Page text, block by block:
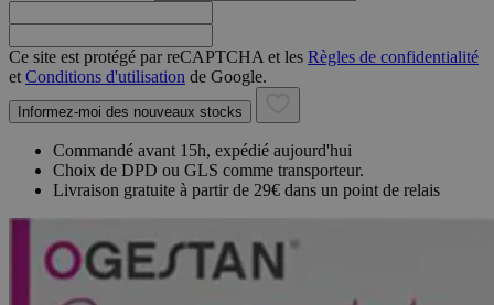
Ce site est protégé par reCAPTCHA et les Règles de confidentialité
et Conditions d'utilisation de Google.
Informez-moi des nouveaux stocks
Commandé avant 15h, expédié aujourd'hui
Choix de DPD ou GLS comme transporteur.
Livraison gratuite à partir de 29€ dans un point de relais